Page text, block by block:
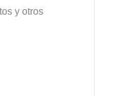
y otros